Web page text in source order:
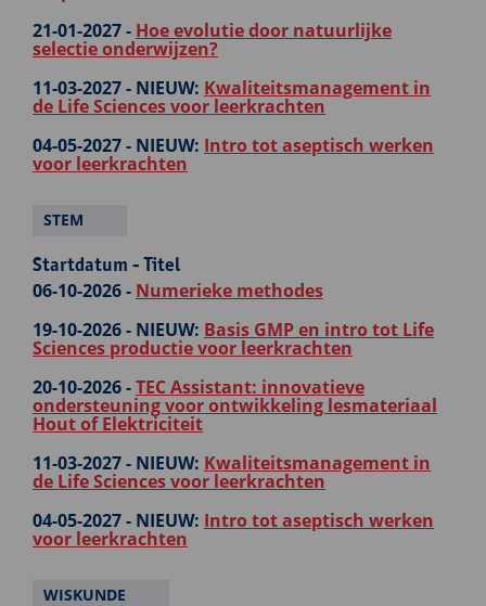
21-01-2027 - Hoe evolutie door natuurlijke
selectie onderwijzen?
11-03-2027 - NIEUW: Kwaliteitsmanagement in
de Life Sciences voor leerkrachten
04-05-2027 - NIEUW: Intro tot aseptisch werken
voor leerkrachten
STEM
Startdatum - Titel
06-10-2026 - Numerieke methodes
19-10-2026 - NIEUW: Basis GMP en intro tot Life
Sciences productie voor leerkrachten
20-10-2026 -TEC Assistant: innovatieve
ondersteuning voor ontwikkeling lesmateriaal
Hout of Elektriciteit
11-03-2027 - NIEUW: Kwaliteitsmanagement in
de Life Sciences voor leerkrachten
04-05-2027 - NIEUW: Intro tot aseptisch werken
voor leerkrachten
WISKUNDE